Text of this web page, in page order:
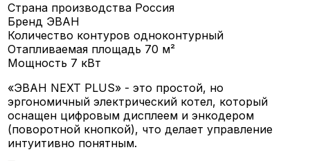
Страна производства Россия
Бренд ЭВАН
Количество контуроводноконтурный
Отапливаемая площадь 70 м²
Мощность 7 кВт
«ЭВАН NEXT PLUS» - это простой, но
эргономичный электрический котел, который
оснащен цифровым дисплеем и энкодером
(поворотной кнопкой), что делает управление
интуитивно понятным.